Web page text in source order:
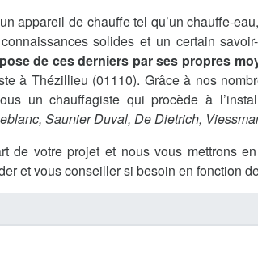
appareil de chauffe tel qu’un chauffe-
solides et un certain
de ces derniers par ses propres
à Thézillieu (01110). Grâce à nos
un chauffagiste qui procède à
Saunier Duval, De Dietrich,
de votre projet et nous vous mettrons
et vous conseiller si besoin en fonction